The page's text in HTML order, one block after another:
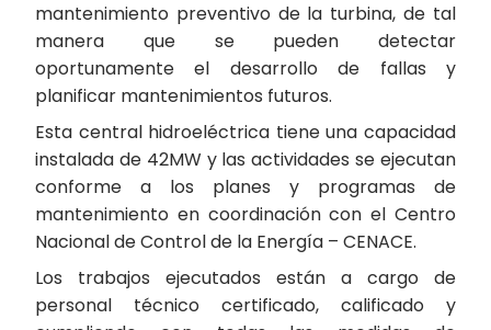
mantenimiento preventivo de la turbina, de tal
manera que se pueden detectar
oportunamente el desarrollo de fallas y
planificar mantenimientos futuros.
Esta central hidroeléctrica tiene una capacidad
instalada de 42MW y las actividades se ejecutan
conforme a los planes y programas de
mantenimiento en coordinación con el Centro
Nacional de Control de la Energía – CENACE.
Los trabajos ejecutados están a cargo de
personal técnico certificado, calificado y